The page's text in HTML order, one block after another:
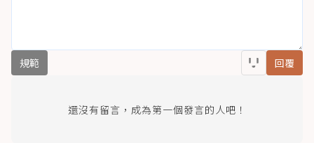
規範 回覆
還沒有留言，成為第一個發言的人吧！